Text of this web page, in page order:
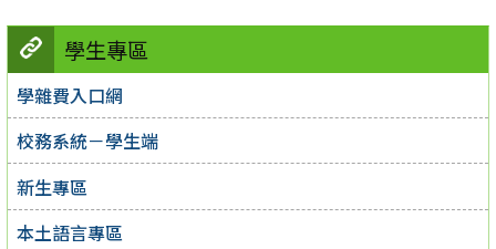
學生專區
學雜費入口網
校務系統－學生端
新生專區
本土語言專區